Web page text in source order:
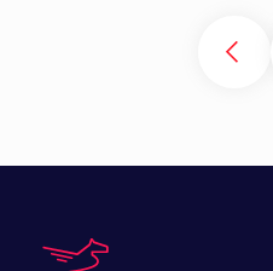
Уралглавкерамика